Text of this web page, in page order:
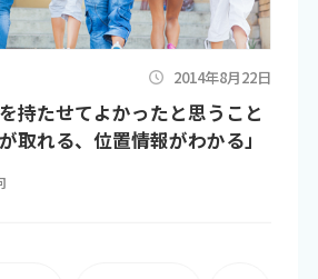
2014年8月22日
持たせてよかったと思うこと
取れる、位置情報がわかる」